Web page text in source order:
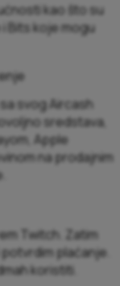
kao što su
Bits koje mogu
svog Aircash
sredstava,
Apple
na prodajnim
Twitch. Zatim
plaćanje.
koristiti.